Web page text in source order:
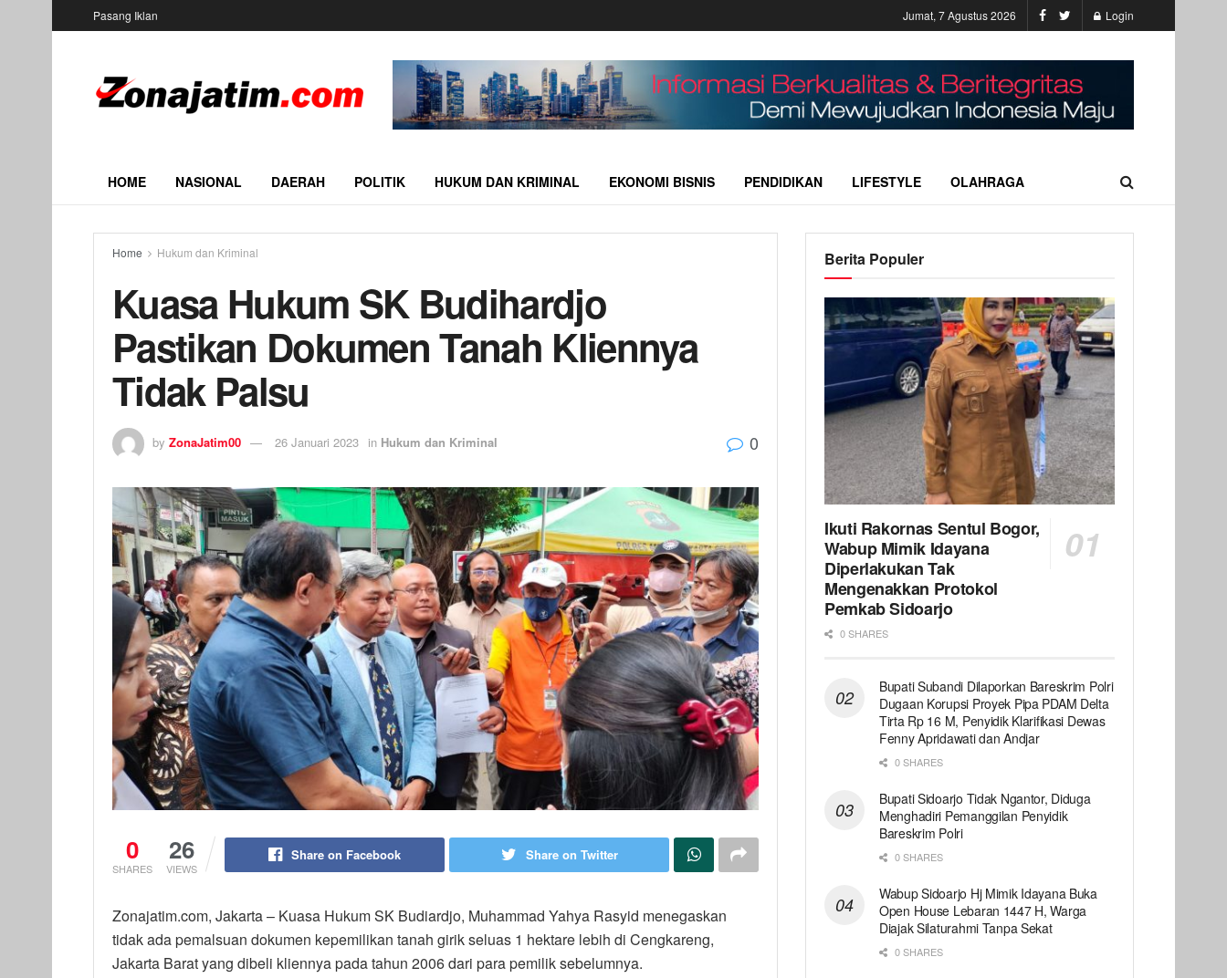
Pasang Iklan Jumat, 7 Agustus 2026 Login
HOME NASIONAL DAERAH POLITIK HUKUM DAN KRIMINAL EKONOMI BISNIS PENDIDIKAN LIFESTYLE OLAHRAGA
Home Hukum dan Kriminal
Kuasa Hukum SK Budihardjo
Pastikan Dokumen Tanah Kliennya
Tidak Palsu
by ZonaJatim00 26 Januari 2023 in Hukum dan Kriminal 0
0
SHARES
26
VIEWS
Share on Facebook Share on Twitter
Zonajatim.com, Jakarta – Kuasa Hukum SK Budiardjo, Muhammad Yahya Rasyid menegaskan
tidak ada pemalsuan dokumen kepemilikan tanah girik seluas 1 hektare lebih di Cengkareng,
Jakarta Barat yang dibeli kliennya pada tahun 2006 dari para pemilik sebelumnya.
Berita Populer
Ikuti Rakornas Sentul Bogor,
Wabup Mimik Idayana
Diperlakukan Tak
Mengenakkan Protokol
Pemkab Sidoarjo
0 SHARES
Bupati Subandi Dilaporkan Bareskrim Polri
Dugaan Korupsi Proyek Pipa PDAM Delta
Tirta Rp 16 M, Penyidik Klarifikasi Dewas
Fenny Apridawati dan Andjar
0 SHARES
Bupati Sidoarjo Tidak Ngantor, Diduga
Menghadiri Pemanggilan Penyidik
Bareskrim Polri
0 SHARES
Wabup Sidoarjo Hj Mimik Idayana Buka
Open House Lebaran 1447 H, Warga
Diajak Silaturahmi Tanpa Sekat
0 SHARES